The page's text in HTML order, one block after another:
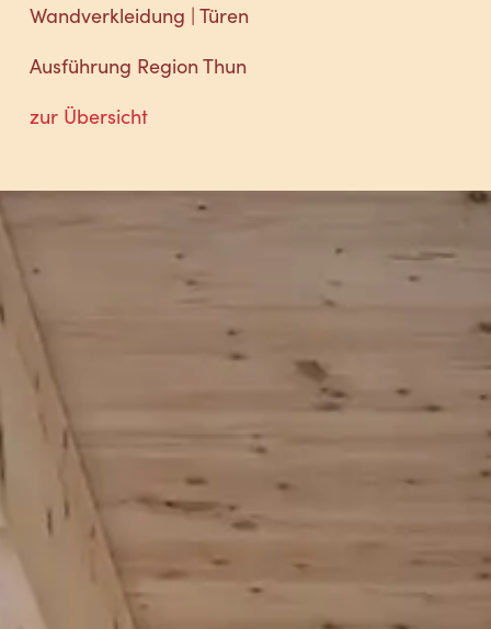
Wandverkleidung | Türen
Ausführung Region Thun
zur Übersicht